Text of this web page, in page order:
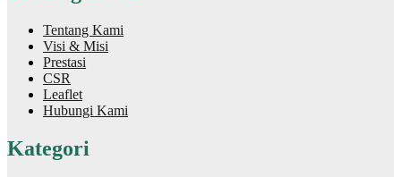
Tentang Kami
Visi & Misi
Prestasi
CSR
Leaflet
Hubungi Kami
Kategori